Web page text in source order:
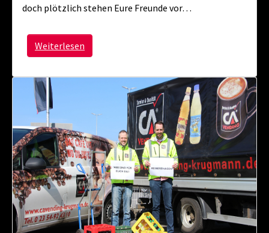
doch plötzlich stehen Eure Freunde vor…
Weiterlesen